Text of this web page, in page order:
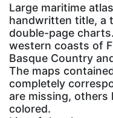
Large maritime
handwritten title, a
double-page
western coasts of
Basque Country
The maps
completely
are missing, others
colored.